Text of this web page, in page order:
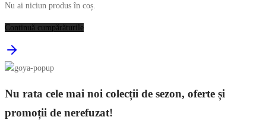
Nu ai niciun produs în coș.
Continuă cumpărăturile
Nu rata cele mai noi colecții de sezon, oferte și
promoții de nerefuzat!